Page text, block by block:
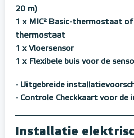
20 m)
1 x MIC² Basic-thermostaat of
thermostaat
1 x Vloersensor
1 x Flexibele buis voor de
- Uitgebreide
- Controle Checkkaart voor de
Installatie